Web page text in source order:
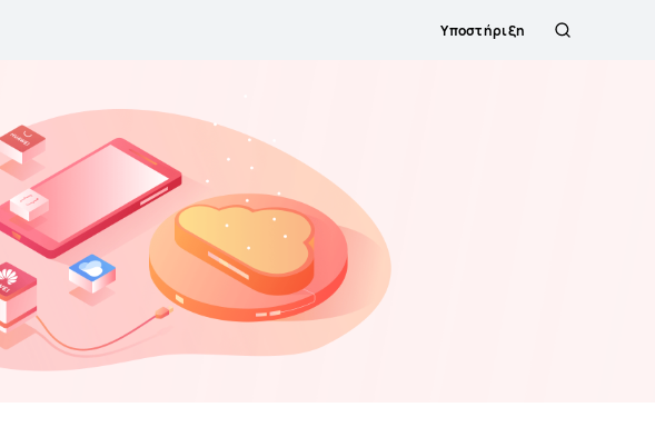
Υποστήριξη